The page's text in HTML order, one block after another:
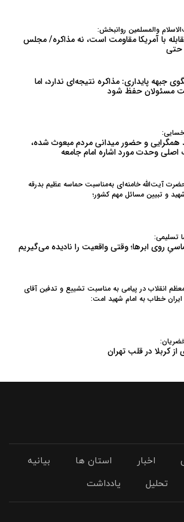
والمسلمین روانبخش:
با آمریکا مقاومت است، نه مذاکره/ مجلس
حتی
جبهه پایداری: مذاکره نتیجه‌ای ندارد، اما
مسئولان حفظ شود
و حضور میدانی مردم مبعوث شده،
وحدت مورد اشاره امام جامعه
آیت‌الله خامنه‌ای به‌مناسبت حماسه عظیم بدرقه
و تبیین مسائل مهم کشور؛
تسلیمی:
روی ابرها؛ وقتی واقعیت را نادیده می‌گیریم
انقلاب در پیامی به‌ مناسبت تشییع و تدفین آقای
خطاب به امام شهید امت:
از کربلا در قلب تهران
اخبار استان ها
بیانیه
تحلیل
یادداشت